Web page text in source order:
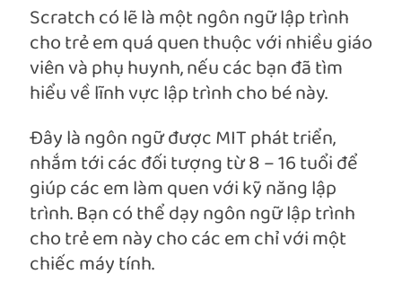
Scratch có lẽ là một ngôn ngữ lập trình
cho trẻ em quá quen thuộc với nhiều giáo
viên và phụ huynh, nếu các bạn đã tìm
hiểu về lĩnh vực lập trình cho bé này.
Đây là ngôn ngữ được MIT phát triển,
nhắm tới các đối tượng từ 8 – 16 tuổi để
giúp các em làm quen với kỹ năng lập
trình. Bạn có thể dạy ngôn ngữ lập trình
cho trẻ em này cho các em chỉ với một
chiếc máy tính.